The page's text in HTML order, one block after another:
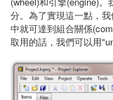
分。為了實現這一點，
中就可達到組合關係
取用的話，我們可以用